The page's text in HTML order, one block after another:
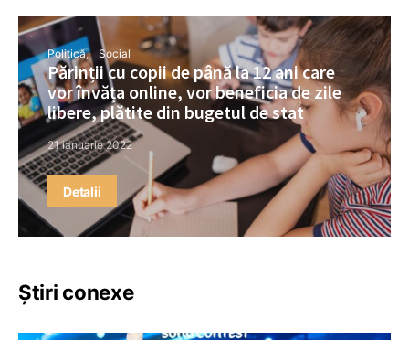
Politică Social
Părinții cu copii de până la 12 ani care
vor învăța online, vor beneficia de zile
libere, plătite din bugetul de stat
21 ianuarie 2022
Detalii
Știri conexe